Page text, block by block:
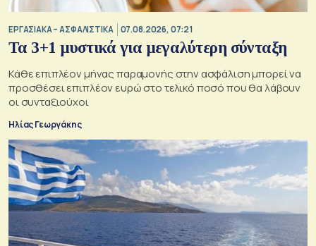
ΕΡΓΑΣΙΑΚΑ – ΑΣΦΑΛΙΣΤΙΚΑ 07.08.2026, 07:21
Τα 3+1 μυστικά για μεγαλύτερη σύνταξη
Κάθε επιπλέον μήνας παραμονής στην ασφάλιση μπορεί να
προσθέσει επιπλέον ευρώ στο τελικό ποσό που θα λάβουν
οι συνταξιούχοι
Ηλίας Γεωργάκης